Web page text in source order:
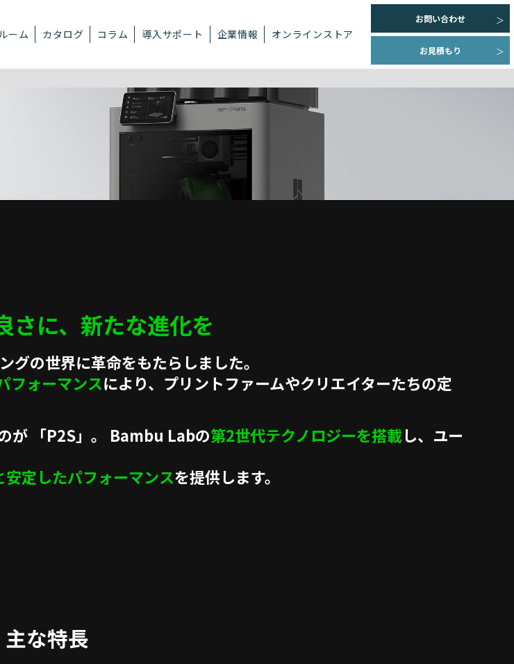
ーム カタログ コラム 導入サポート 企業情報 オンラインストア
お問い合わせ
お見積もり
に、 新たな進化を
の世界に革命をもたらしました。
フォーマンスにより、プリントファームやクリエイターたちの定
が 「P2S」。 Bambu Labの第2世代テクノロジーを搭載し、ユー
定したパフォーマンスを提供します。
主な特長